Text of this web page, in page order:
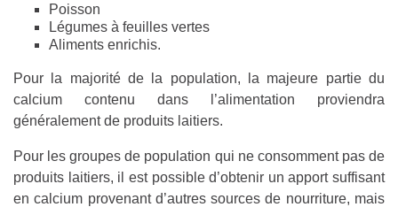
Poisson
Légumes à feuilles vertes
Aliments enrichis.
Pour la majorité de la population, la majeure partie du
calcium contenu dans l’alimentation proviendra
généralement de produits laitiers.
Pour les groupes de population qui ne consomment pas de
produits laitiers, il est possible d’obtenir un apport suffisant
en calcium provenant d’autres sources de nourriture, mais